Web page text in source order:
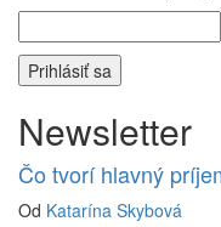
Newsletter
Čo tvorí hlavný
Od Katarína Skybová